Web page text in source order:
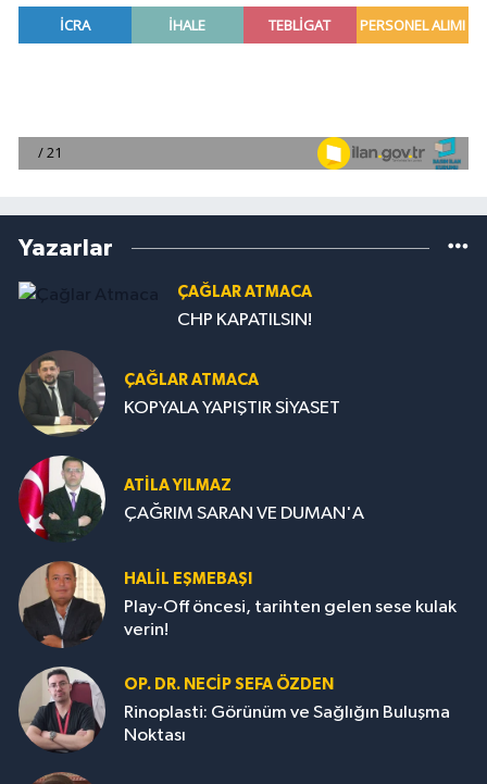
Yazarlar
ÇAĞLAR ATMACA
CHP KAPATILSIN!
ÇAĞLAR ATMACA
KOPYALA YAPIŞTIR SİYASET
ATILA YILMAZ
ÇAĞRIM SARAN VE DUMAN'A
HALIL EŞMEBAŞI
Play-Off öncesi, tarihten gelen sese kulak
verin!
OP. DR. NECIP SEFA ÖZDEN
Rinoplasti: Görünüm ve Sağlığın Buluşma
Noktası